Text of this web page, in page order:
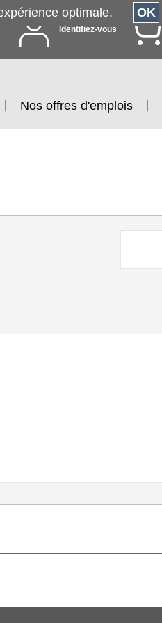
Identifiez-vous
Nos offres d'emplois
expérience optimale. OK